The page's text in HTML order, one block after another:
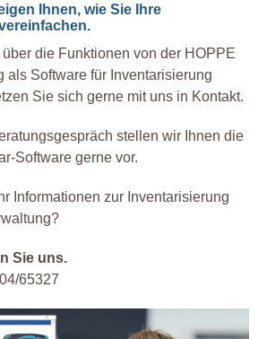
Ihnen, wie Sie Ihre
die Funktionen von der HOPPE
als Software für Inventarisierung
Sie sich gerne mit uns in Kontakt.
stellen wir Ihnen die
Software gerne vor.
Informationen zur Inventarisierung
Sie uns.
65327